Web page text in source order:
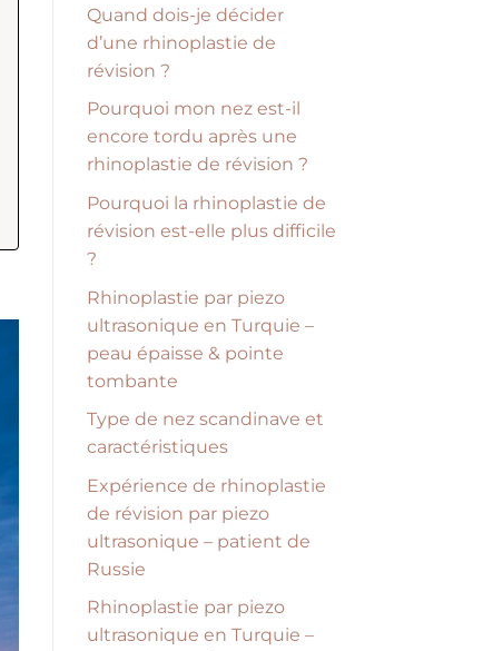
Quand dois-je décider
d’une rhinoplastie de
révision ?
Pourquoi mon nez est-il
encore tordu après une
rhinoplastie de révision ?
Pourquoi la rhinoplastie de
révision est-elle plus difficile
?
Rhinoplastie par piezo
ultrasonique en Turquie –
peau épaisse & pointe
tombante
Type de nez scandinave et
caractéristiques
Expérience de rhinoplastie
de révision par piezo
ultrasonique – patient de
Russie
Rhinoplastie par piezo
ultrasonique en Turquie –